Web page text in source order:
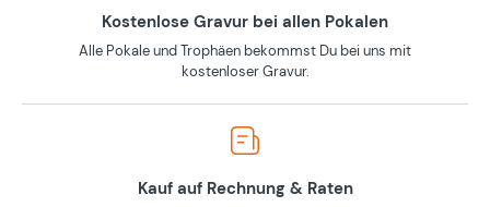
Kostenlose Gravur bei allen Pokalen
Alle Pokale und Trophäen bekommst Du bei uns mit
kostenloser Gravur.
Kauf auf Rechnung & Raten